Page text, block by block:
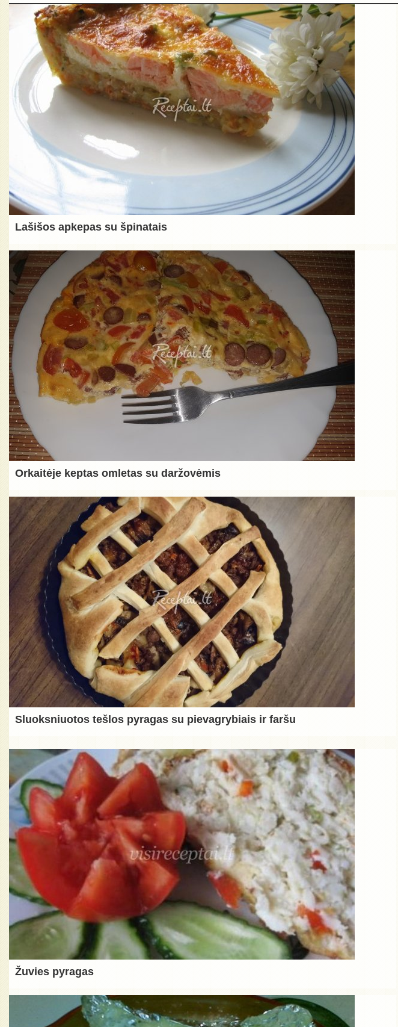
Lašišos apkepas su špinatais
Orkaitėje keptas omletas su daržovėmis
Sluoksniuotos tešlos pyragas su pievagrybiais ir faršu
Žuvies pyragas